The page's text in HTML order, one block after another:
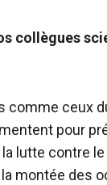
collègues
ceux
pour
lutte contre
montée des